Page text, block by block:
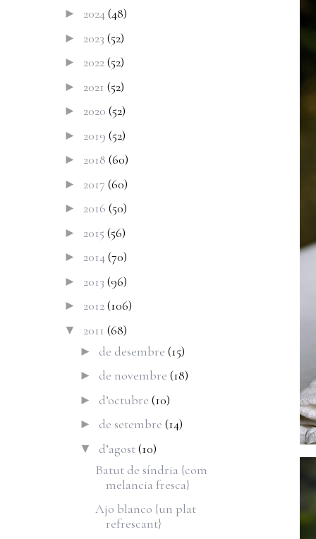
► 2024(48)
► 2023 (52)
► 2022(52)
► 2021 (52)
► 2020 (52)
► 2019 (52)
► 2018 (60)
► 2017 (60)
► 2016 (50)
► 2015 (56)
► 2014(70)
► 2013 (96)
► 2012(106)
▼ 2011 (68)
► de desembre (15)
► de novembre (18)
► d’octubre (10)
► de setembre (14)
▼ d’agost(10)
Batut de síndria {com
melancia fresca}
Ajo blanco {un plat
refrescant}